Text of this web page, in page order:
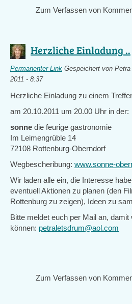
Zum Verfassen von
Herzliche Einladung ..
Permanenter Link Gespeichert von Petra
2011 - 8:37
Herzliche Einladung zu einem
am 20.10.2011 um 20.00 Uhr in der:
sonne die feurige gastronomie
Im Leimengrüble 14
72108 Rottenburg-Oberndorf
Wegbescheribung: www.sonne-
Wir laden alle ein, die Interesse
eventuell Aktionen zu planen (den
Rottenburg zu zeigen), Ideen zu
Bitte meldet euch per Mail an,
können: petraletsdrum@aol.com
Zum Verfassen von